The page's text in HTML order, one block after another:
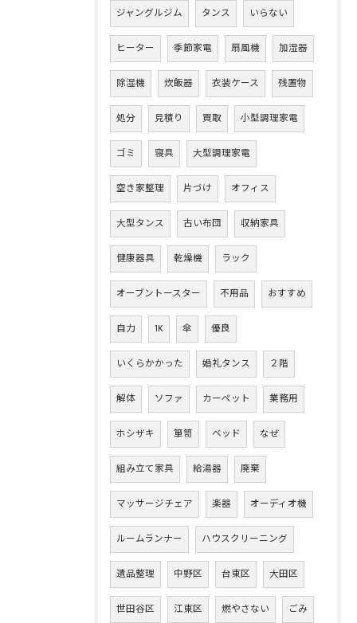
ジャングルジム タンス いらない
ヒーター 季節家電 扇風機 加湿器
除湿機 炊飯器 衣装ケース 残置物
処分 見積り 買取 小型調理家電
ゴミ 寝具 大型調理家電
空き家整理 片づけ オフィス
大型タンス 古い布団 収納家具
健康器具 乾燥機 ラック
オーブントースター 不用品 おすすめ
自力 1K 傘 優良
いくらかかった 婚礼タンス ２階
解体 ソファ カーペット 業務用
ホシザキ 箪笥 ベッド なぜ
組み立て家具 給湯器 廃棄
マッサージチェア 楽器 オーディオ機
ルームランナー ハウスクリーニング
遺品整理 中野区 台東区 大田区
世田谷区 江東区 燃やさない ごみ